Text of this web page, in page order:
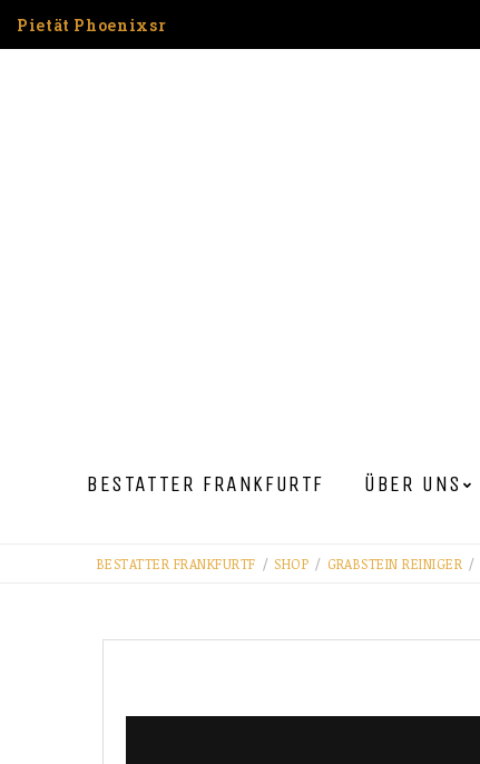
Pietät Phoenixsr
BESTATTER FRANKFURT​F ÜBER UNS
BESTATTER FRANKFURT​F / SHOP / GRABSTEIN REINIGER /